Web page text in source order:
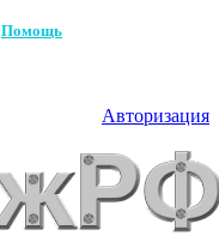
Помощь
Авторизация